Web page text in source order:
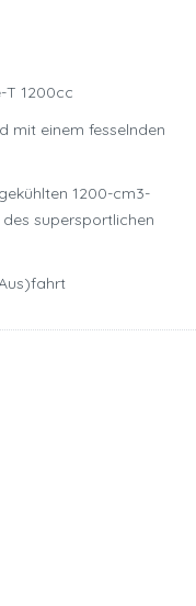
T 1200cc
mit einem fesselnden
1200-cm3-
supersportlichen